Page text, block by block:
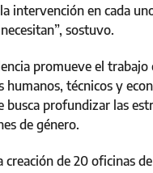
intervención en cada
sostuvo.
promueve el
humanos, técnicos y
profundizar las
de género.
de 20 oficinas